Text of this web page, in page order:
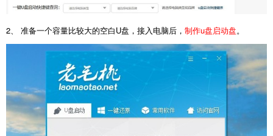
2、 准备一个容量比较大的空白U盘，接入电脑后， 制作u盘启动盘。